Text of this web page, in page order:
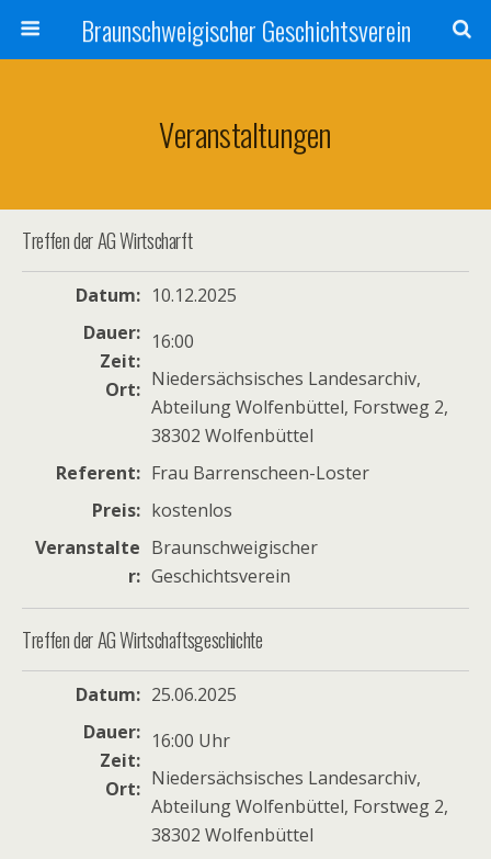
Braunschweigischer Geschichtsverein
Veranstaltungen
Treffen der AG Wirtscharft
Datum
10.12.2025
Dauer
Zeit
16:00
Ort
Niedersächsisches Landesarchiv,
Abteilung Wolfenbüttel, Forstweg 2,
38302 Wolfenbüttel
Referent
Frau Barrenscheen-Loster
Preis
kostenlos
Veranstalte
r
Braunschweigischer
Geschichtsverein
Treffen der AG Wirtschaftsgeschichte
Datum
25.06.2025
Dauer
Zeit
16:00 Uhr
Ort
Niedersächsisches Landesarchiv,
Abteilung Wolfenbüttel, Forstweg 2,
38302 Wolfenbüttel